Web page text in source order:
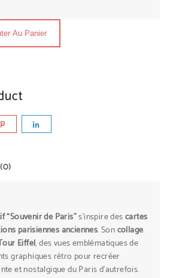
Au Panier
“Souvenir de Paris”s’inspire descartes
parisiennes anciennes. Soncollage
Eiffel, des vues emblématiques de
graphiques rétro pour recréer
et nostalgique du Paris d’autrefois.